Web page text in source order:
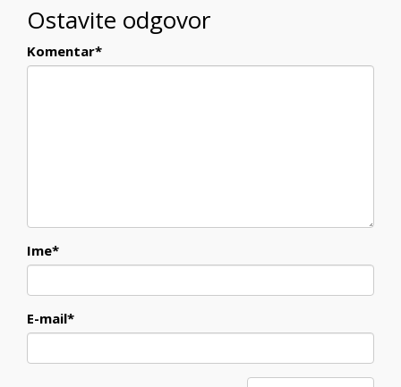
Ostavite odgovor
Komentar*
Ime*
E-mail*